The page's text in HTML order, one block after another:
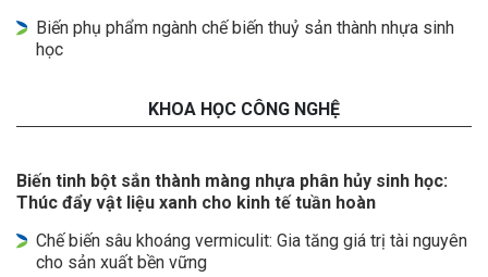
Biến phụ phẩm ngành chế biến thuỷ sản thành nhựa sinh
học
KHOA HỌC CÔNG NGHỆ
Biến tinh bột sắn thành màng nhựa phân hủy sinh học:
Thúc đẩy vật liệu xanh cho kinh tế tuần hoàn
Chế biến sâu khoáng vermiculit: Gia tăng giá trị tài nguyên
cho sản xuất bền vững